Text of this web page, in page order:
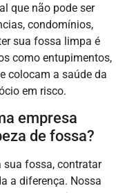
que não pode ser
condomínios,
sua fossa limpa é
como entupimentos,
colocam a saúde da
em risco.
empresa
de fossa?
sua fossa, contratar
a diferença. Nossa